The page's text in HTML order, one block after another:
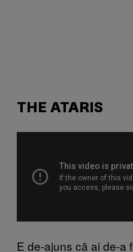
THE ATARIS
E de-ajuns că ai de-a